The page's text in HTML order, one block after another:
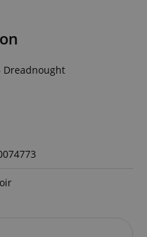
Dreadnought